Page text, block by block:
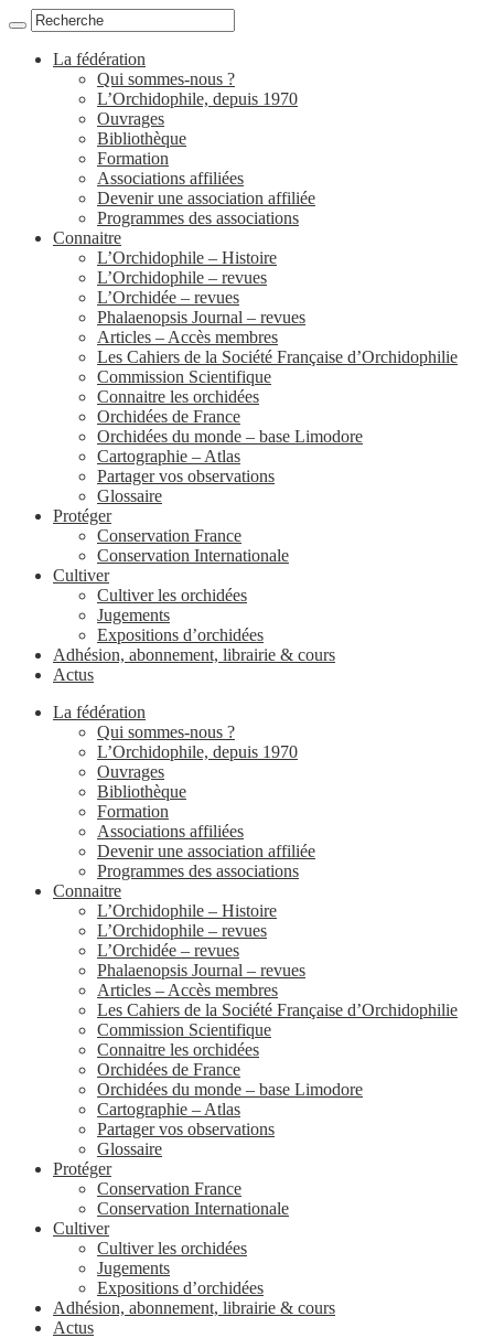
La fédération
Qui sommes-nous ?
L’Orchidophile, depuis 1970
Ouvrages
Bibliothèque
Formation
Associations affiliées
Devenir une association affiliée
Programmes des associations
Connaitre
L’Orchidophile – Histoire
L’Orchidophile – revues
L’Orchidée – revues
Phalaenopsis Journal – revues
Articles – Accès membres
Les Cahiers de la Société Française d’Orchidophilie
Commission Scientifique
Connaitre les orchidées
Orchidées de France
Orchidées du monde – base Limodore
Cartographie – Atlas
Partager vos observations
Glossaire
Protéger
Conservation France
Conservation Internationale
Cultiver
Cultiver les orchidées
Jugements
Expositions d’orchidées
Adhésion, abonnement, librairie & cours
Actus
La fédération
Qui sommes-nous ?
L’Orchidophile, depuis 1970
Ouvrages
Bibliothèque
Formation
Associations affiliées
Devenir une association affiliée
Programmes des associations
Connaitre
L’Orchidophile – Histoire
L’Orchidophile – revues
L’Orchidée – revues
Phalaenopsis Journal – revues
Articles – Accès membres
Les Cahiers de la Société Française d’Orchidophilie
Commission Scientifique
Connaitre les orchidées
Orchidées de France
Orchidées du monde – base Limodore
Cartographie – Atlas
Partager vos observations
Glossaire
Protéger
Conservation France
Conservation Internationale
Cultiver
Cultiver les orchidées
Jugements
Expositions d’orchidées
Adhésion, abonnement, librairie & cours
Actus